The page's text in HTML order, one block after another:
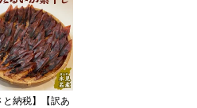
湾 小分け 富山
釣屋魚問屋直
壁市場
と納税】【訳あ